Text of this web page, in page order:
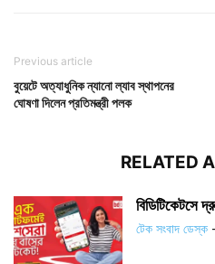
Previous article
বুয়েটে অত্যাধুনিক ন্যানো ল্যাব স্থাপনের
ঘোষণা দিলেন প্রতিমন্ত্রী পলক
RELATED
বিডিটিকেটসে
টেক সংবাদ ডেস্ক